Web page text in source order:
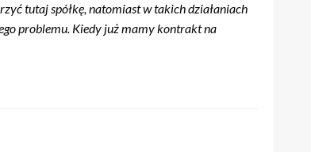
tutaj spółkę, natomiast w takich działaniach
problemu. Kiedy już mamy kontrakt na